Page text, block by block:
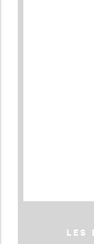
LES